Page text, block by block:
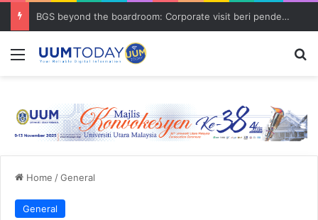
BGS beyond the boardroom: Corporate visit beri pendedahan dunia korporat kepada PELAJAR UUM
Menu
Home /General
General